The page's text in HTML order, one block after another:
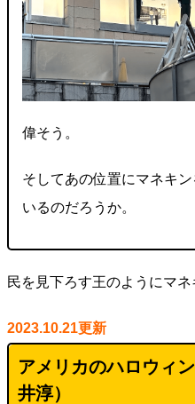
偉そう。
そしてあの位置にマネキ
いるのだろうか。
民を見下ろす王のようにマ
2023.10.21更新
アメリカのハロウィ
井淳）